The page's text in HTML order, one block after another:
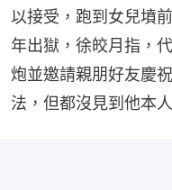
以接受，跑到女兒墳
年出獄，徐皎月指，
炮並邀請親朋好友慶
法，但都沒見到他本人